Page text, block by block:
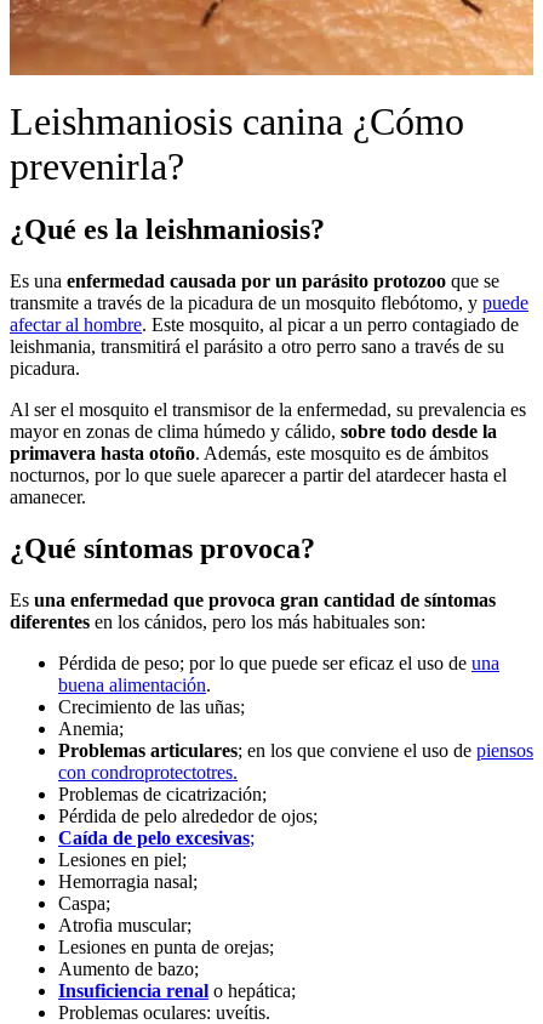
Leishmaniosis canina ¿Cómo
prevenirla?
¿Qué es la leishmaniosis?
Es una enfermedad causada por un parásito protozoo que se
transmite a través de la picadura de un mosquito flebótomo, y puede
afectar al hombre. Este mosquito, al picar a un perro contagiado de
leishmania, transmitirá el parásito a otro perro sano a través de su
picadura.
Al ser el mosquito el transmisor de la enfermedad, su prevalencia es
mayor en zonas de clima húmedo y cálido, sobre todo desde la
primavera hasta otoño. Además, este mosquito es de ámbitos
nocturnos, por lo que suele aparecer a partir del atardecer hasta el
amanecer.
¿Qué síntomas provoca?
Es una enfermedad que provoca gran cantidad de síntomas
diferentes en los cánidos, pero los más habituales son:
Pérdida de peso; por lo que puede ser eficaz el uso de una
buena alimentación.
Crecimiento de las uñas;
Anemia;
Problemas articulares; en los que conviene el uso de piensos
con condroprotectotres.
Problemas de cicatrización;
Pérdida de pelo alrededor de ojos;
Caída de pelo excesivas;
Lesiones en piel;
Hemorragia nasal;
Caspa;
Atrofia muscular;
Lesiones en punta de orejas;
Aumento de bazo;
Insuficiencia renal o hepática;
Problemas oculares: uveítis.